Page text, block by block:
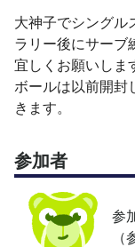
大神子でシングル
ラリー後にサーブ
宜しくお願いしま
ボールは以前開封
きます。
参加者
参